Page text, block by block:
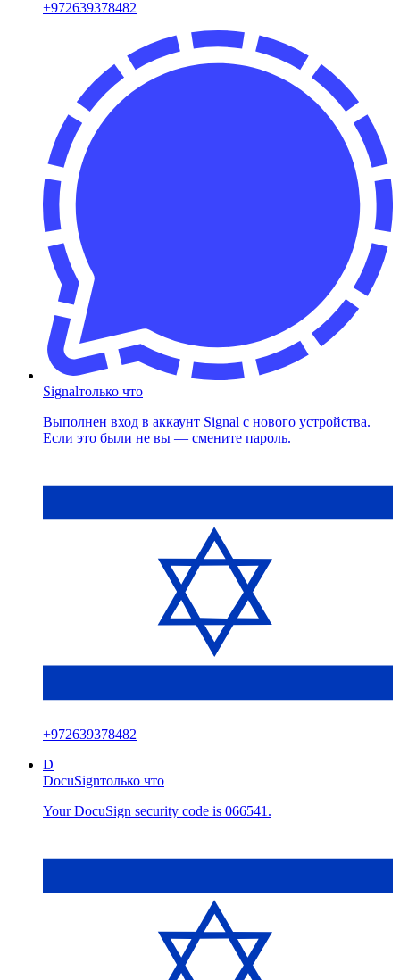
+972639378482
Signalтолько что
Выполнен вход в аккаунт Signal с нового устройства.
Если это были не вы — смените пароль.
+972639378482
D
DocuSignтолько что
Your DocuSign security code is 066541.